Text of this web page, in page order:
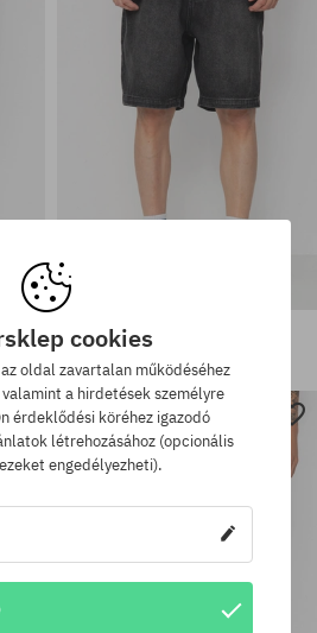
30; 32; 36
Elérhető méretek:
28; 30; 32
27400 Ft
-35%
cookies
oldal zavartalan működéséhez
a hirdetések személyre
érdeklődési köréhez igazodó
létrehozásához (opcionális
engedélyezheti).